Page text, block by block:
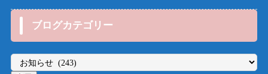
ブログカテゴリー